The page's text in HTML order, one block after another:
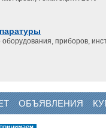
приборов,
ОБЪЯВЛЕНИЯ